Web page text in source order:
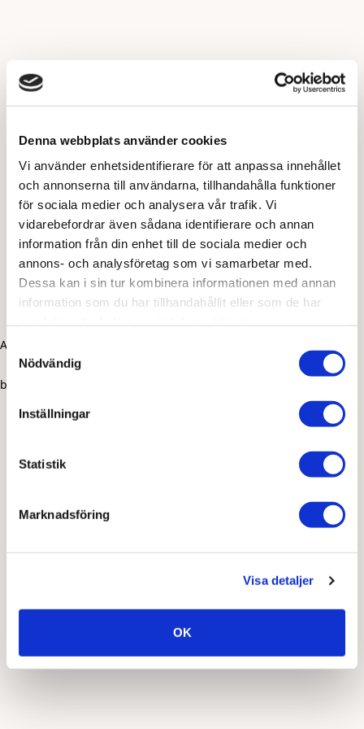
Denna webbplats använder cookies
Vi använder enhetsidentifierare för att anpassa innehållet
och annonserna till användarna, tillhandahålla funktioner
för sociala medier och analysera vår trafik. Vi
vidarebefordrar även sådana identifierare och annan
information från din enhet till de sociala medier och
annons- och analysföretag som vi samarbetar med.
Dessa kan i sin tur kombinera informationen med annan
information som du har tillhandahållit eller som de har
Samtyckesval
Nödvändig
Inställningar
Statistik
Marknadsföring
Visa detaljer
OK
Application error: a client-side exception has occurred (see the
browser console for more information)